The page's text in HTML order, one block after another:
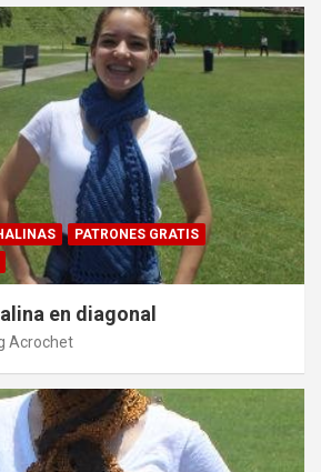
PATRONES GRATIS
en diagonal
Acrochet